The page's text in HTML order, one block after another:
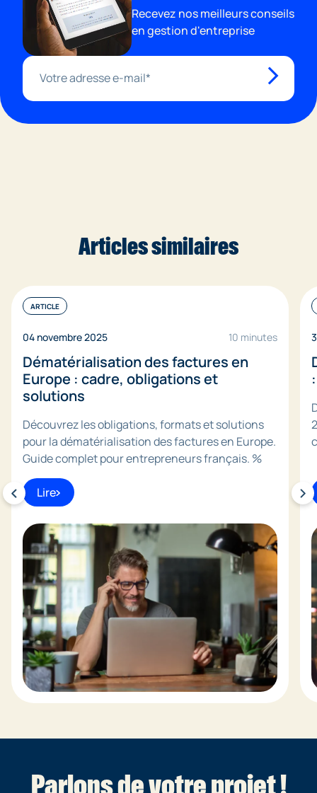
Recevez nos meilleurs conseils
en gestion d'entreprise
Articles similaires
ARTICLE
04 novembre 2025 10 minutes
Dématérialisation des factures en
Europe : cadre, obligations et
solutions
Découvrez les obligations, formats et solutions
pour la dématérialisation des factures en Europe.
Guide complet pour entrepreneurs français. %
Lire
Parlons de votre projet !